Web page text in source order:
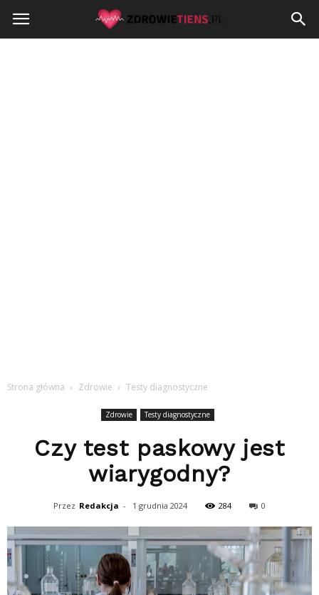
Zdrowietiens.pl
Strona główna Zdrowie Testy diagnostyczne
Zdrowie Testy diagnostyczne
Czy test paskowy jest
wiarygodny?
Przez Redakcja - 1 grudnia 2024 284 0